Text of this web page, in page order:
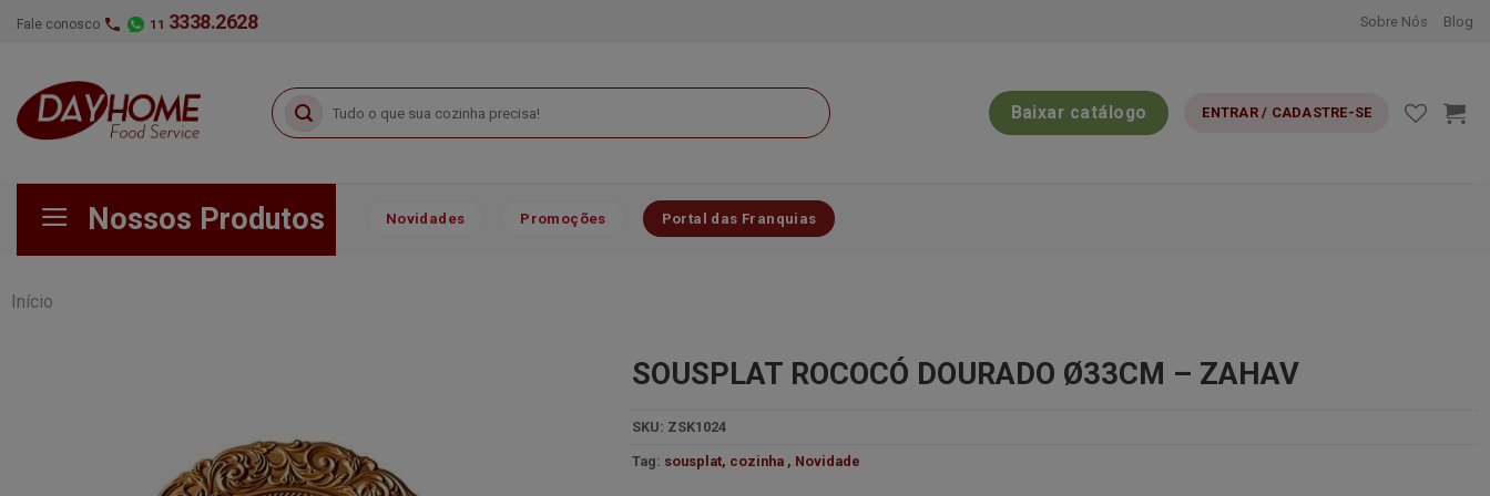
Skip
Fale conosco 11 3338.2628 Sobre Nós Blog
Pesquisar
por:
Baixar catálogo ENTRAR / CADASTRE-SE
Nossos Produtos Novidades Promoções Portal das Franquias
Início
SOUSPLAT ROCOCÓ DOURADO Ø33CM – ZAHAV
SKU: ZSK1024
Tag: sousplat, cozinha , Novidade